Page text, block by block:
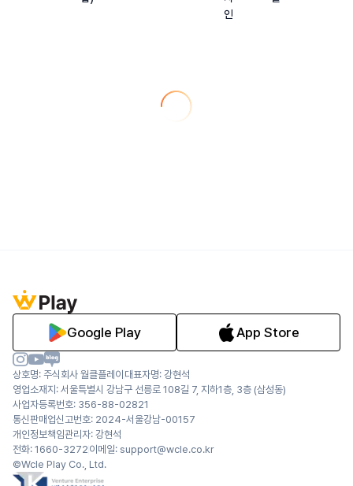
인
Google Play App Store
상호명: 주식회사 월클플레이 대표자명: 강현석
영업소재지: 서울특별시 강남구 선릉로 108길 7, 지하1층, 3층 (삼성동)
사업자등록번호: 356-88-02821
통신판매업신고번호: 2024-서울강남-00157
개인정보책임관리자: 강현석
전화: 1660-3272 이메일: support@wcle.co.kr
©Wcle Play Co., Ltd.